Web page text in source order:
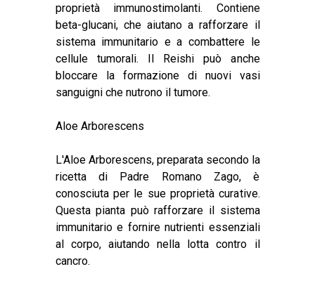
proprietà immunostimolanti. Contiene
beta-glucani, che aiutano a rafforzare il
sistema immunitario e a combattere le
cellule tumorali. Il Reishi può anche
bloccare la formazione di nuovi vasi
sanguigni che nutrono il tumore.
Aloe Arborescens
L'Aloe Arborescens, preparata secondo la
ricetta di Padre Romano Zago, è
conosciuta per le sue proprietà curative.
Questa pianta può rafforzare il sistema
immunitario e fornire nutrienti essenziali
al corpo, aiutando nella lotta contro il
cancro.